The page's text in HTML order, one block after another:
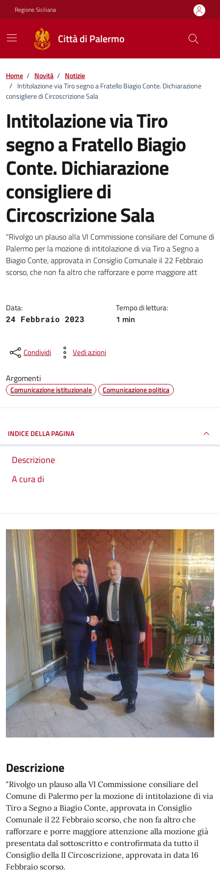
Vai ai contenuti
Vai al footer
Regione Siciliana
Città di Palermo
Home / Novità / Notizie
/ Intitolazione via Tiro segno a Fratello Biagio Conte. Dichiarazione
consigliere di Circoscrizione Sala
Intitolazione via Tiro
segno a Fratello Biagio
Conte. Dichiarazione
consigliere di
Circoscrizione Sala
Dettagli della notizia
"Rivolgo un plauso alla VI Commissione consiliare del Comune di
Palermo per la mozione di intitolazione di via Tiro a Segno a
Biagio Conte, approvata in Consiglio Comunale il 22 Febbraio
scorso, che non fa altro che rafforzare e porre maggiore att
Data:
24 Febbraio 2023
Tempo di lettura:
1 min
Condividi Vedi azioni
Argomenti
Comunicazione istituzionale Comunicazione politica
INDICE DELLA PAGINA
Descrizione
A cura di
Descrizione
"Rivolgo un plauso alla VI Commissione consiliare del
Comune di Palermo per la mozione di intitolazione di via
Tiro a Segno a Biagio Conte, approvata in Consiglio
Comunale il 22 Febbraio scorso, che non fa altro che
rafforzare e porre maggiore attenzione alla mozione già
presentata dal sottoscritto e controfirmata da tutto il
Consiglio della II Circoscrizione, approvata in data 16
Febbraio scorso.